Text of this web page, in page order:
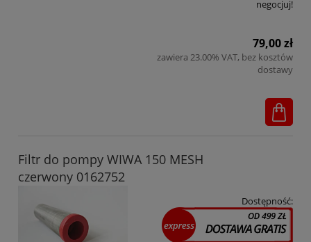
negocjuj!
79,00 zł
zawiera 23.00% VAT, bez kosztów
dostawy
Filtr do pompy WIWA 150 MESH
czerwony 0162752
Dostępność: